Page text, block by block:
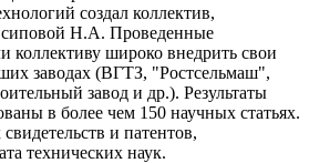
создал коллектив,
Н.А. Проведенные
коллективу широко внедрить свои
заводах (ВГТЗ, "Ростсельмаш",
завод и др.). Результаты
в более чем 150 научных статьях.
и патентов,
технических наук.